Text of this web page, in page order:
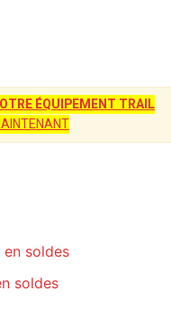
ÉQUIPEMENT TRAIL
soldes
soldes